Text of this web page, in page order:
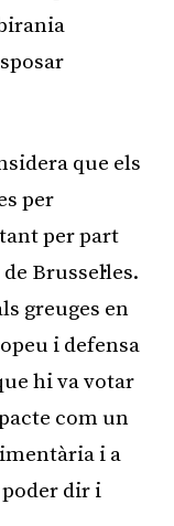
que els
per
tant per part
Brussel·les.
greuges en
i defensa
hi va votar
com un
i a
poder dir i